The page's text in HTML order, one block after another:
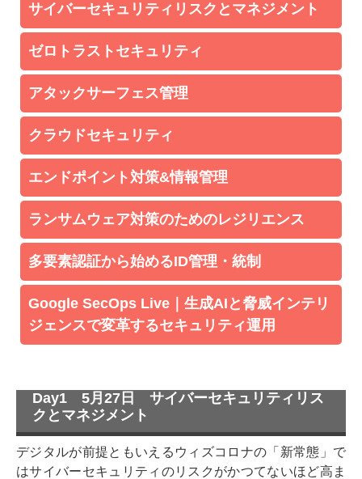
サイバーセキュリティリスクとマネジメント
ゼロトラストセキュリティ
アタックサーフェス管理
クラウドセキュリティ
エンドポイント対策&情報管理
ランサムウェア対策のためのレジリエンス
多要素認証から始めるID管理・統制
Google SecOps Live｜生成AIと脅威インテリ
ジェンスで変革するセキュリティ運用
Day1 5月27日 サイバーセキュリティリス
クとマネジメント
デジタルが前提ともいえるウィズコロナの「新常態」で
はサイバーセキュリティのリスクがかつてないほど高ま